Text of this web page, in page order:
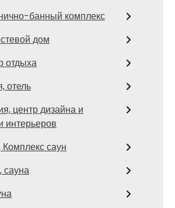
банный комплекс
дом
отдыха
отель
центр дизайна и
интерьеров
саун
сауна